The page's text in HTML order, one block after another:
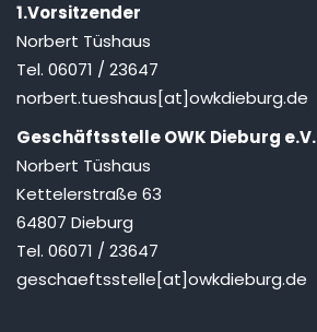
1.Vorsitzender
Norbert Tüshaus
Tel. 06071 / 23647
norbert.tueshaus[at]owkdieburg.de
Geschäftsstelle OWK Dieburg e.V.
Norbert Tüshaus
Kettelerstraße 63
64807 Dieburg
Tel. 06071 / 23647
geschaeftsstelle[at]owkdieburg.de